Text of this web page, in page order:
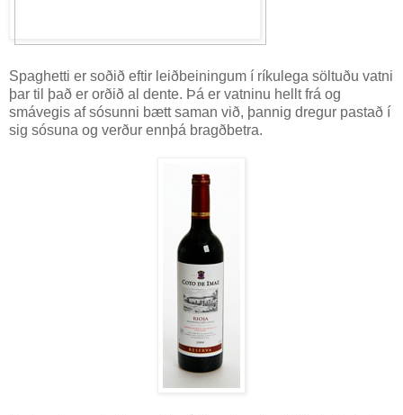
Spaghetti er soðið eftir leiðbeiningum í ríkulega söltuðu vatni
þar til það er orðið al dente. Þá er vatninu hellt frá og
smávegis af sósunni bætt saman við, þannig dregur pastað í
sig sósuna og verður ennþá bragðbetra.